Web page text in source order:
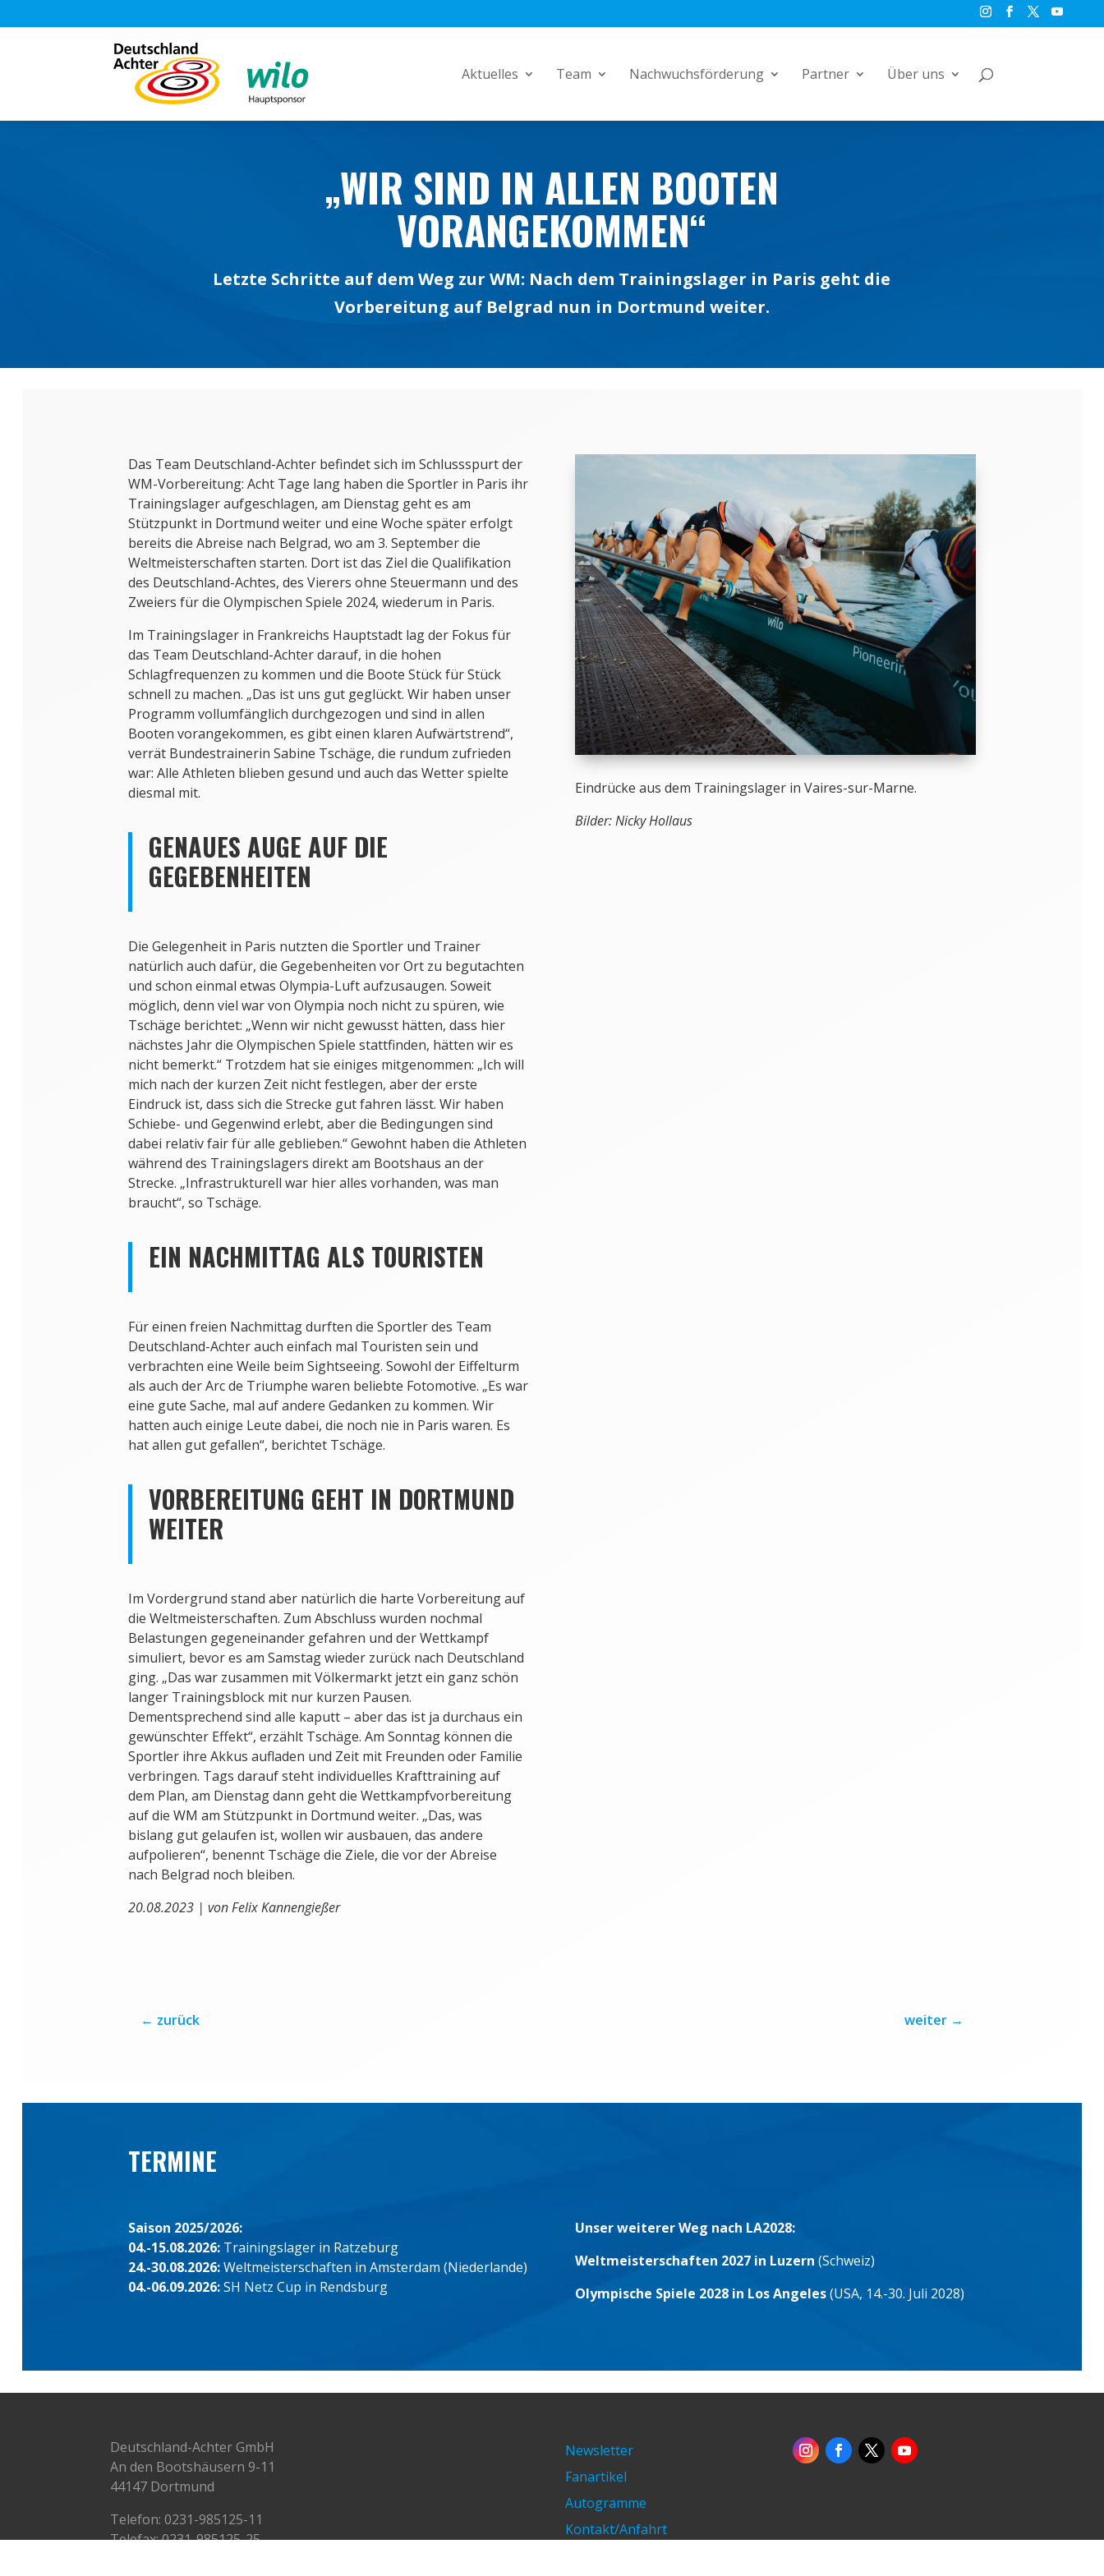
Aktuelles Team Nachwuchsförderung Partner Über uns
„WIR SIND IN ALLEN BOOTEN
VORANGEKOMMEN“
Letzte Schritte auf dem Weg zur WM: Nach dem Trainingslager in Paris geht die
Vorbereitung auf Belgrad nun in Dortmund weiter.
Das Team Deutschland-Achter befindet sich im Schlussspurt der
WM-Vorbereitung: Acht Tage lang haben die Sportler in Paris ihr
Trainingslager aufgeschlagen, am Dienstag geht es am
Stützpunkt in Dortmund weiter und eine Woche später erfolgt
bereits die Abreise nach Belgrad, wo am 3. September die
Weltmeisterschaften starten. Dort ist das Ziel die Qualifikation
des Deutschland-Achtes, des Vierers ohne Steuermann und des
Zweiers für die Olympischen Spiele 2024, wiederum in Paris.
Im Trainingslager in Frankreichs Hauptstadt lag der Fokus für
das Team Deutschland-Achter darauf, in die hohen
Schlagfrequenzen zu kommen und die Boote Stück für Stück
schnell zu machen. „Das ist uns gut geglückt. Wir haben unser
Programm vollumfänglich durchgezogen und sind in allen
Booten vorangekommen, es gibt einen klaren Aufwärtstrend“,
verrät Bundestrainerin Sabine Tschäge, die rundum zufrieden
war: Alle Athleten blieben gesund und auch das Wetter spielte
diesmal mit.
GENAUES AUGE AUF DIE
GEGEBENHEITEN
Die Gelegenheit in Paris nutzten die Sportler und Trainer
natürlich auch dafür, die Gegebenheiten vor Ort zu begutachten
und schon einmal etwas Olympia-Luft aufzusaugen. Soweit
möglich, denn viel war von Olympia noch nicht zu spüren, wie
Tschäge berichtet: „Wenn wir nicht gewusst hätten, dass hier
nächstes Jahr die Olympischen Spiele stattfinden, hätten wir es
nicht bemerkt.“ Trotzdem hat sie einiges mitgenommen: „Ich will
mich nach der kurzen Zeit nicht festlegen, aber der erste
Eindruck ist, dass sich die Strecke gut fahren lässt. Wir haben
Schiebe- und Gegenwind erlebt, aber die Bedingungen sind
dabei relativ fair für alle geblieben.“ Gewohnt haben die Athleten
während des Trainingslagers direkt am Bootshaus an der
Strecke. „Infrastrukturell war hier alles vorhanden, was man
braucht“, so Tschäge.
EIN NACHMITTAG ALS TOURISTEN
Für einen freien Nachmittag durften die Sportler des Team
Deutschland-Achter auch einfach mal Touristen sein und
verbrachten eine Weile beim Sightseeing. Sowohl der Eiffelturm
als auch der Arc de Triumphe waren beliebte Fotomotive. „Es war
eine gute Sache, mal auf andere Gedanken zu kommen. Wir
hatten auch einige Leute dabei, die noch nie in Paris waren. Es
hat allen gut gefallen“, berichtet Tschäge.
VORBEREITUNG GEHT IN DORTMUND
WEITER
Im Vordergrund stand aber natürlich die harte Vorbereitung auf
die Weltmeisterschaften. Zum Abschluss wurden nochmal
Belastungen gegeneinander gefahren und der Wettkampf
simuliert, bevor es am Samstag wieder zurück nach Deutschland
ging. „Das war zusammen mit Völkermarkt jetzt ein ganz schön
langer Trainingsblock mit nur kurzen Pausen.
Dementsprechend sind alle kaputt – aber das ist ja durchaus ein
gewünschter Effekt“, erzählt Tschäge. Am Sonntag können die
Sportler ihre Akkus aufladen und Zeit mit Freunden oder Familie
verbringen. Tags darauf steht individuelles Krafttraining auf
dem Plan, am Dienstag dann geht die Wettkampfvorbereitung
auf die WM am Stützpunkt in Dortmund weiter. „Das, was
bislang gut gelaufen ist, wollen wir ausbauen, das andere
aufpolieren“, benennt Tschäge die Ziele, die vor der Abreise
nach Belgrad noch bleiben.
20.08.2023 | von Felix Kannengießer
Eindrücke aus dem Trainingslager in Vaires-sur-Marne.
Bilder: Nicky Hollaus
← zurück weiter →
TERMINE
Saison 2025/2026:
04.-15.08.2026: Trainingslager in Ratzeburg
24.-30.08.2026:Weltmeisterschaften in Amsterdam (Niederlande)
04.-06.09.2026:SH Netz Cup in Rendsburg
Unser weiterer Weg nach LA2028:
Weltmeisterschaften 2027 in Luzern (Schweiz)
Olympische Spiele 2028 in Los Angeles(USA, 14.-30. Juli 2028)
Deutschland-Achter GmbH
An den Bootshäusern 9-11
44147 Dortmund
Telefon: 0231-985125-11
Telefax: 0231-985125-25
Newsletter
Fanartikel
Autogramme
Kontakt/Anfahrt